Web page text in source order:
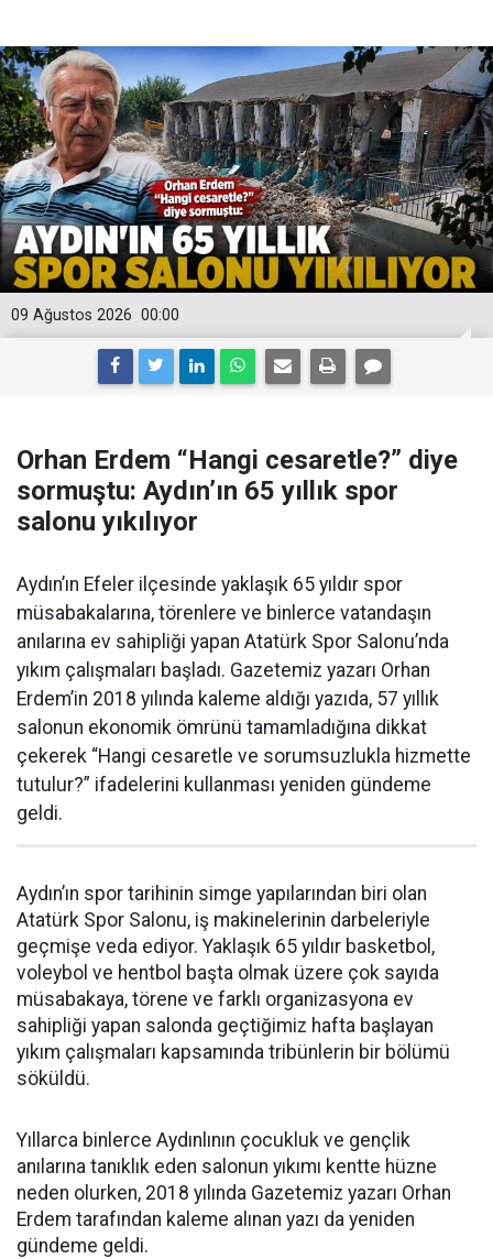
00:00
09 Ağustos 2026
Orhan Erdem “Hangi cesaretle?” diye
sormuştu: Aydın’ın 65 yıllık spor
salonu yıkılıyor
Aydın’ın Efeler ilçesinde yaklaşık 65 yıldır spor
müsabakalarına, törenlere ve binlerce vatandaşın
anılarına ev sahipliği yapan Atatürk Spor Salonu’nda
yıkım çalışmaları başladı. Gazetemiz yazarı Orhan
Erdem’in 2018 yılında kaleme aldığı yazıda, 57 yıllık
salonun ekonomik ömrünü tamamladığına dikkat
çekerek “Hangi cesaretle ve sorumsuzlukla hizmette
tutulur?” ifadelerini kullanması yeniden gündeme
geldi.
Aydın’ın spor tarihinin simge yapılarından biri olan
Atatürk Spor Salonu, iş makinelerinin darbeleriyle
geçmişe veda ediyor. Yaklaşık 65 yıldır basketbol,
voleybol ve hentbol başta olmak üzere çok sayıda
müsabakaya, törene ve farklı organizasyona ev
sahipliği yapan salonda geçtiğimiz hafta başlayan
yıkım çalışmaları kapsamında tribünlerin bir bölümü
söküldü.
Yıllarca binlerce Aydınlının çocukluk ve gençlik
anılarına tanıklık eden salonun yıkımı kentte hüzne
neden olurken, 2018 yılında Gazetemiz yazarı Orhan
Erdem tarafından kaleme alınan yazı da yeniden
gündeme geldi.